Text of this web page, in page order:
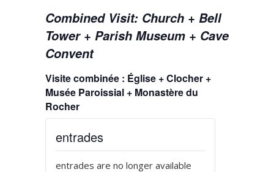
Combined Visit: Church + Bell
Tower + Parish Museum + Cave
Convent
Visite combinée : Église + Clocher +
Musée Paroissial + Monastère du
Rocher
entrades
entrades are no longer available